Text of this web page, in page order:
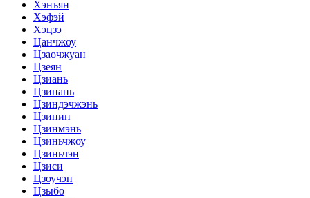
Хэнъян
Хэфэй
Хэцзэ
Цанчжоу
Цзаочжуан
Цзеян
Цзиань
Цзинань
Цзиндэчжэнь
Цзинин
Цзинмэнь
Цзиньчжоу
Цзиньчэн
Цзиси
Цзоучэн
Цзыбо